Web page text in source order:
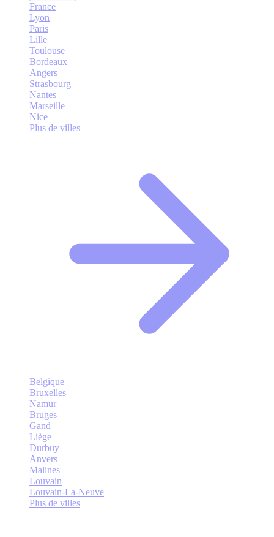
France
Lyon
Paris
Lille
Toulouse
Bordeaux
Angers
Strasbourg
Nantes
Marseille
Nice
Plus de villes
Belgique
Bruxelles
Namur
Bruges
Gand
Liège
Durbuy
Anvers
Malines
Louvain
Louvain-La-Neuve
Plus de villes